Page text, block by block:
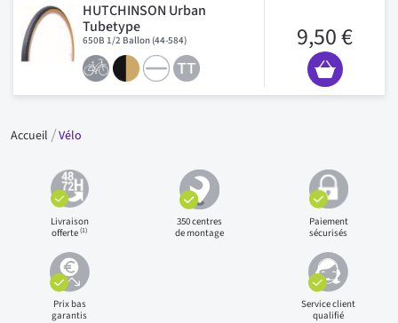
HUTCHINSON Urban
Tubetype
650B 1/2 Ballon (44-584) 9,50 €
Accueil Vélo
Livraison
offerte(1)
350 centres
de montage
Paiement
sécurisés
Prix bas
garantis
Service client
qualifié